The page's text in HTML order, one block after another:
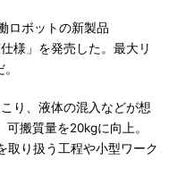
ロボットの新製品
様」を発売した。最大リ
り、液体の混入などが想
搬質量を20kgに向上。
取り扱う工程や小型ワーク